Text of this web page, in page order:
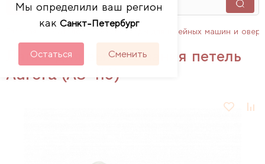
Мы определили ваш регион
как Санкт-Петербург
Остаться Сменить
Аксессуары для швейных машин и
Лапка для выметывания петель
Aurora (AU-116)